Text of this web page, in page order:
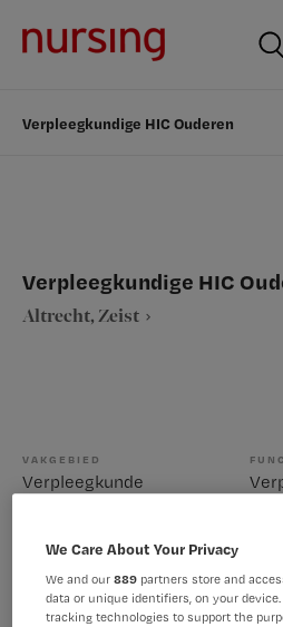
Verpleegkundige HIC Ouderen
Verpleegkundige HIC
Altrecht, Zeist
VAKGEBIED
Verpleegkunde
GGZ
PLAATSINGSDATUM
5 mei 2026
We Care About Your Privacy
We and our889 partners store and
data or unique identifiers, on your
tracking technologies to support the